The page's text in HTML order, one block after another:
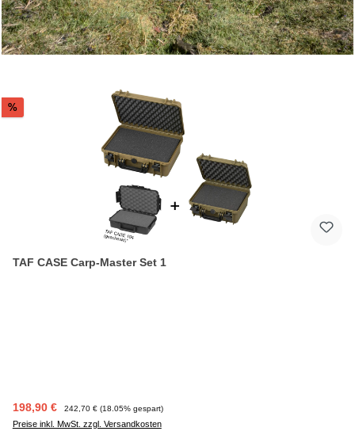
%Rabatt
TAF CASE Carp-Master Set 1
Verkaufspreis:
198,90 € Regulärer Preis:
242,70 € (18.05% gespart)
Preise inkl. MwSt. zzgl. Versandkosten